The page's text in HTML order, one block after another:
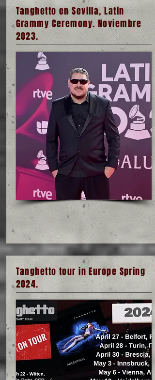
Tanghetto en Sevilla, Latin
Grammy Ceremony. Noviembre
2023.
Tanghetto tour in Europe Spring
2024.